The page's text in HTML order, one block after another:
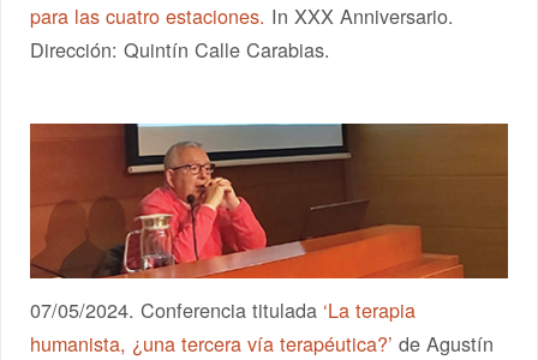
para las cuatro estaciones. In XXX Anniversario.
Dirección: Quintín Calle Carabias.
07/05/2024. Conferencia titulada ‘La terapia
humanista, ¿una tercera vía terapéutica?’ de Agustín